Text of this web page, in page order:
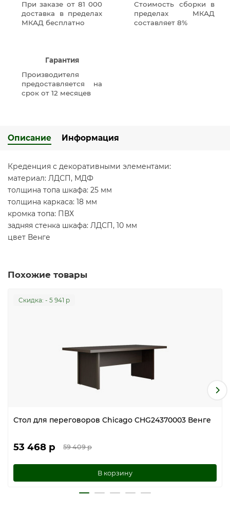
При заказе от 81 000
доставка в пределах
МКАД бесплатно
Стоимость сборки в
пределах МКАД
составляет 8%
Гарантия
Производителя
предоставляется на
срок от 12 месяцев
Описание Информация
Креденция с декоративными элементами:
материал: ЛДСП, МДФ
толщина топа шкафа: 25 мм
толщина каркаса: 18 мм
кромка топа: ПВХ
задняя стенка шкафа: ЛДСП, 10 мм
цвет Венге
Похожие товары
Cкидка: - 5 941 р
Стол для переговоров Chicago CHG24370003 Венге
53 468 р 59 409 р
В корзину